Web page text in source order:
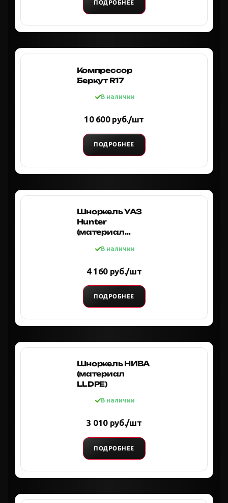
ПОДРОБНЕЕ
Компрессор
Беркут R17
В наличии
10 600 руб./шт
ПОДРОБНЕЕ
Шноркель УАЗ
Hunter
(материал
В наличии
4 160 руб./шт
ПОДРОБНЕЕ
Шноркель НИВА
(материал
LLDPE)
В наличии
3 010 руб./шт
ПОДРОБНЕЕ